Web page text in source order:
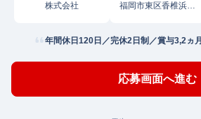
株式会社
福岡市東区香椎浜ふ
年間休日120日／完休2日制／賞与3,2ヵ
応募画面へ進む